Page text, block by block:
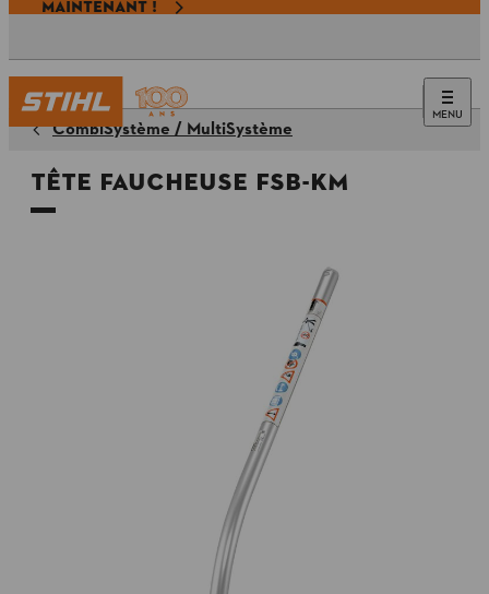
MAINTENANT !
MENU
CombiSystème / MultiSystème
Tête faucheuse FSB-KM